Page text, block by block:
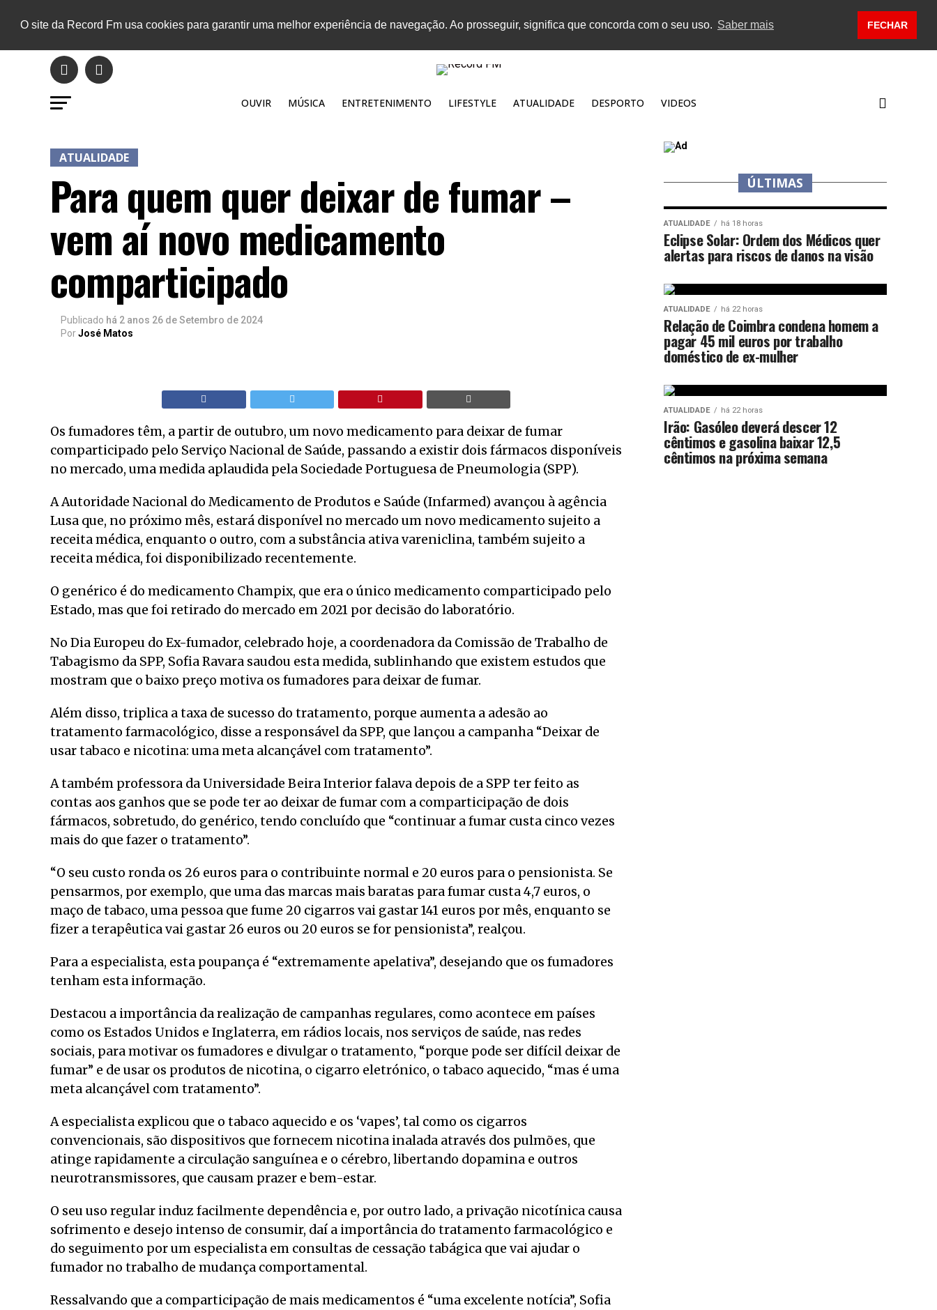
O site da Record Fm usa cookies para garantir uma melhor experiência de navegação. Ao prosseguir, significa que concorda com o seu uso. Saber mais FECHAR
OUVIR MÚSICA ENTRETENIMENTO LIFESTYLE ATUALIDADE DESPORTO VIDEOS
ATUALIDADE
Para quem quer deixar de fumar –
vem aí novo medicamento
comparticipado
Publicado há 2 anos 26 de Setembro de 2024
PorJosé Matos
Os fumadores têm, a partir de outubro, um novo medicamento para deixar de fumar
comparticipado pelo Serviço Nacional de Saúde, passando a existir dois fármacos disponíveis
no mercado, uma medida aplaudida pela Sociedade Portuguesa de Pneumologia (SPP).
A Autoridade Nacional do Medicamento de Produtos e Saúde (Infarmed) avançou à agência
Lusa que, no próximo mês, estará disponível no mercado um novo medicamento sujeito a
receita médica, enquanto o outro, com a substância ativa vareniclina, também sujeito a
receita médica, foi disponibilizado recentemente.
O genérico é do medicamento Champix, que era o único medicamento comparticipado pelo
Estado, mas que foi retirado do mercado em 2021 por decisão do laboratório.
No Dia Europeu do Ex-fumador, celebrado hoje, a coordenadora da Comissão de Trabalho de
Tabagismo da SPP, Sofia Ravara saudou esta medida, sublinhando que existem estudos que
mostram que o baixo preço motiva os fumadores para deixar de fumar.
Além disso, triplica a taxa de sucesso do tratamento, porque aumenta a adesão ao
tratamento farmacológico, disse a responsável da SPP, que lançou a campanha “Deixar de
usar tabaco e nicotina: uma meta alcançável com tratamento”.
A também professora da Universidade Beira Interior falava depois de a SPP ter feito as
contas aos ganhos que se pode ter ao deixar de fumar com a comparticipação de dois
fármacos, sobretudo, do genérico, tendo concluído que “continuar a fumar custa cinco vezes
mais do que fazer o tratamento”.
“O seu custo ronda os 26 euros para o contribuinte normal e 20 euros para o pensionista. Se
pensarmos, por exemplo, que uma das marcas mais baratas para fumar custa 4,7 euros, o
maço de tabaco, uma pessoa que fume 20 cigarros vai gastar 141 euros por mês, enquanto se
fizer a terapêutica vai gastar 26 euros ou 20 euros se for pensionista”, realçou.
Para a especialista, esta poupança é “extremamente apelativa”, desejando que os fumadores
tenham esta informação.
Destacou a importância da realização de campanhas regulares, como acontece em países
como os Estados Unidos e Inglaterra, em rádios locais, nos serviços de saúde, nas redes
sociais, para motivar os fumadores e divulgar o tratamento, “porque pode ser difícil deixar de
fumar” e de usar os produtos de nicotina, o cigarro eletrónico, o tabaco aquecido, “mas é uma
meta alcançável com tratamento”.
A especialista explicou que o tabaco aquecido e os ‘vapes’, tal como os cigarros
convencionais, são dispositivos que fornecem nicotina inalada através dos pulmões, que
atinge rapidamente a circulação sanguínea e o cérebro, libertando dopamina e outros
neurotransmissores, que causam prazer e bem-estar.
O seu uso regular induz facilmente dependência e, por outro lado, a privação nicotínica causa
sofrimento e desejo intenso de consumir, daí a importância do tratamento farmacológico e
do seguimento por um especialista em consultas de cessação tabágica que vai ajudar o
fumador no trabalho de mudança comportamental.
Ressalvando que a comparticipação de mais medicamentos é “uma excelente notícia”, Sofia
ÚLTIMAS
ATUALIDADE há 18 horas
Eclipse Solar: Ordem dos Médicos quer
alertas para riscos de danos na visão
ATUALIDADE há 22 horas
Relação de Coimbra condena homem a
pagar 45 mil euros por trabalho
doméstico de ex-mulher
ATUALIDADE há 22 horas
Irão: Gasóleo deverá descer 12
cêntimos e gasolina baixar 12,5
cêntimos na próxima semana